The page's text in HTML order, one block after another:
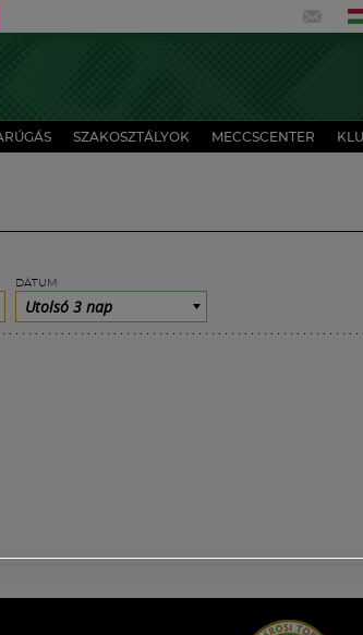
SZAKOSZTÁLYOK MECCSCENTER
DÁTUM
Utolsó 3 nap